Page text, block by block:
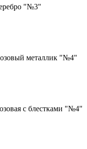
"№3"
металлик "№4"
с блестками "№4"